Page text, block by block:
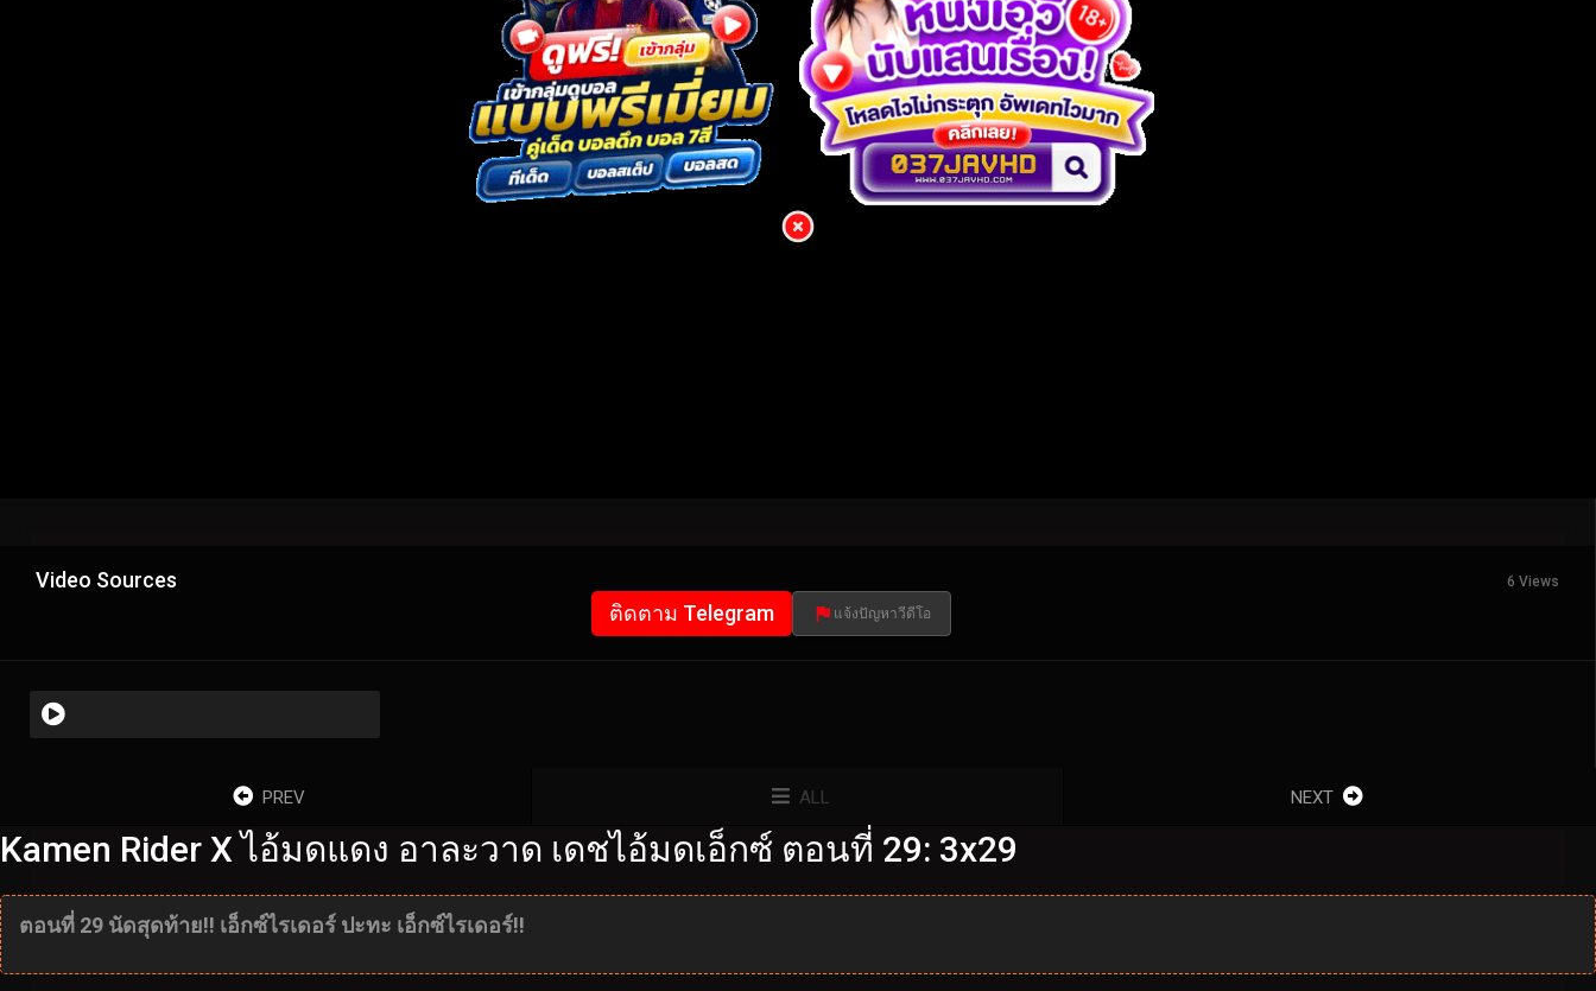
Video Sources 6 Views
ติดตาม Telegram แจ้งปัญหาวีดีโอ
PREV ALL NEXT
Kamen Rider X ไอ้มดแดง อาละวาด เดชไอ้มดเอ็กซ์ ตอนที่ 29: 3x29
ตอนที่ 29 นัดสุดท้าย!! เอ็กซ์ไรเดอร์ ปะทะ เอ็กซ์ไรเดอร์!!